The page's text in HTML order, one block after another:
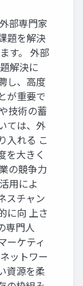
部専門家
題を解決
す。 外部
解決に
し、高度
が重要で
技術の蓄
ては、外
入れる こ
を大きく
の競争力
用によ
スチャン
に向 上さ
専門人
ーケティ
ットワー
資源を柔